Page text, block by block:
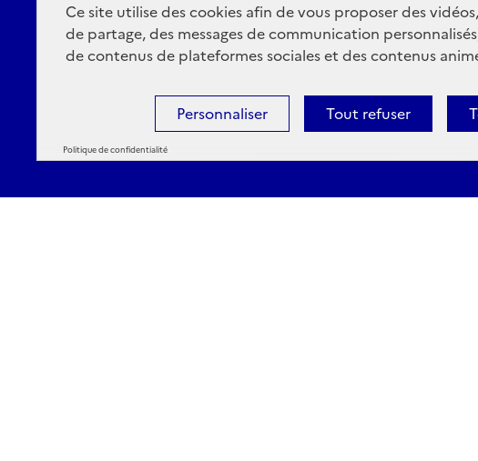
Ce site utilise des cookies afin de vous proposer des
de partage, des messages de communication
de contenus de plateformes sociales et des contenus
Tout refuser
Personnaliser
Politique de confidentialité